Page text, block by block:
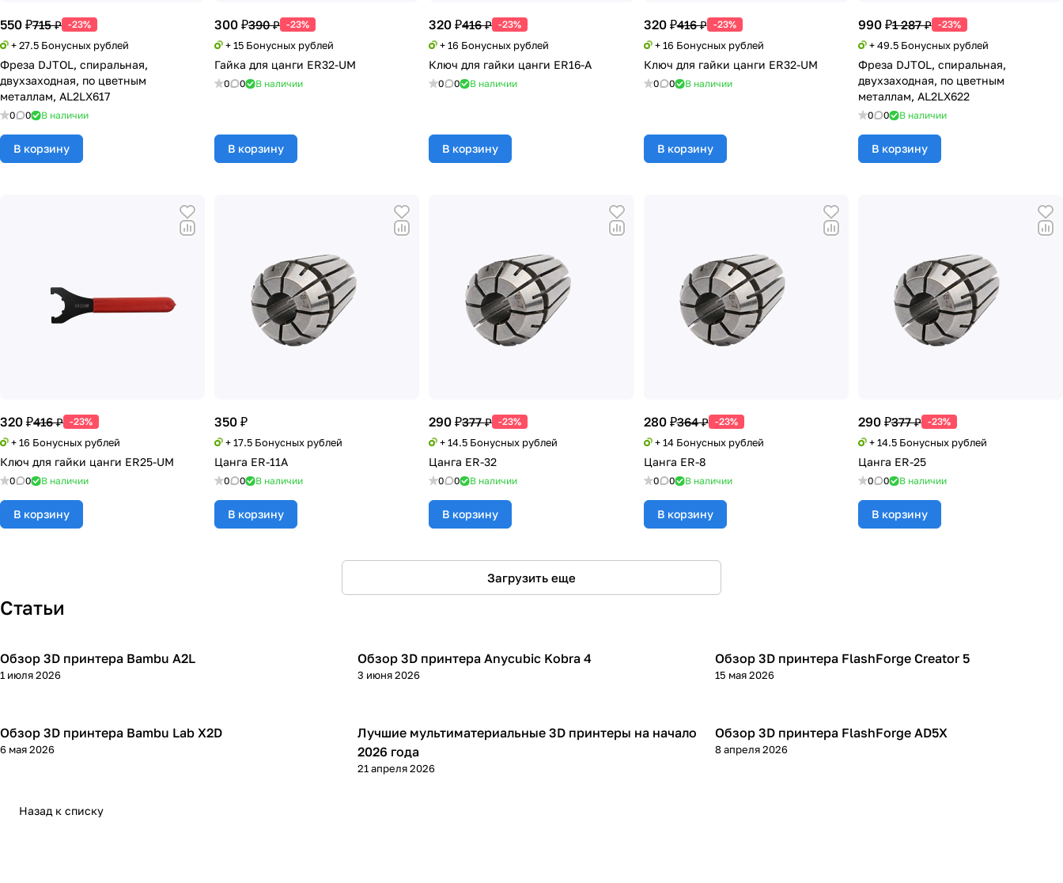
550 ₽715 ₽ -23%
+ 27.5 Бонусных рублей
Фреза DJTOL, спиральная,
двухзаходная, по цветным
металлам, AL2LX617
0 0 В наличии
В корзину
300 ₽390 ₽ -23%
+ 15 Бонусных рублей
Гайка для цанги ER32-UM
0 0 В наличии
В корзину
320 ₽416 ₽ -23%
+ 16 Бонусных рублей
Ключ для гайки цанги ER16-A
0 0 В наличии
В корзину
320 ₽416 ₽ -23%
+ 16 Бонусных рублей
Ключ для гайки цанги ER32-UM
0 0 В наличии
В корзину
990 ₽1 287 ₽ -23%
+ 49.5 Бонусных рублей
Фреза DJTOL, спиральная,
двухзаходная, по цветным
металлам, AL2LX622
0 0 В наличии
В корзину
320 ₽416 ₽ -23%
+ 16 Бонусных рублей
Ключ для гайки цанги ER25-UM
0 0 В наличии
В корзину
350 ₽
+ 17.5 Бонусных рублей
Цанга ER-11A
0 0 В наличии
В корзину
290 ₽377 ₽ -23%
+ 14.5 Бонусных рублей
Цанга ER-32
0 0 В наличии
В корзину
280 ₽364 ₽ -23%
+ 14 Бонусных рублей
Цанга ER-8
0 0 В наличии
В корзину
290 ₽377 ₽ -23%
+ 14.5 Бонусных рублей
Цанга ER-25
0 0 В наличии
В корзину
Загрузить еще
Статьи
3D принтеры
Обзор 3D принтера Bambu A2L
1 июля 2026
3D принтеры
Обзор 3D принтера Anycubic Kobra 4
3 июня 2026
3D принтеры
Обзор 3D принтера FlashForge Creator 5
15 мая 2026
3D принтеры
Обзор 3D принтера Bambu Lab X2D
6 мая 2026
3D принтеры
Лучшие мультиматериальные 3D принтеры на начало
2026 года
21 апреля 2026
3D принтеры
Обзор 3D принтера FlashForge AD5X
8 апреля 2026
Назад к списку